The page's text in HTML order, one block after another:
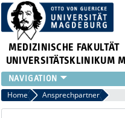
MEDIZINISCHE FAKULTÄT
UNIVERSITÄTSKLINIKUM
INSTITUTE
KLINIKEN
Home Ansprechpartner